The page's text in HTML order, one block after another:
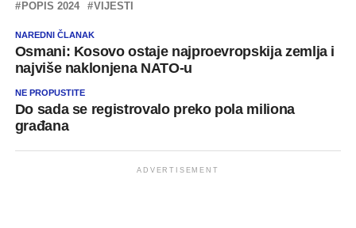
POPIS 2024
VIJESTI
NAREDNI ČLANAK
Osmani: Kosovo ostaje najproevropskija zemlja i
najviše naklonjena NATO-u
NE PROPUSTITE
Do sada se registrovalo preko pola miliona
građana
ADVERTISEMENT